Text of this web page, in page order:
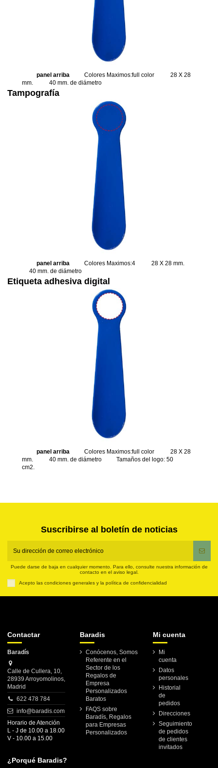
panel arriba Colores Maximos:full color
28 X 28
mm.
40 mm. de diámetro
Tampografía
panel arriba Colores Maximos:4
28 X 28 mm.
40 mm. de diámetro
Etiqueta adhesiva digital
panel arriba Colores Maximos:full color
28 X 28
mm.
40 mm. de diámetro
Tamaños del logo: 50
cm2.
Suscribirse al boletín de noticias
Puede darse de baja en cualquier momento. Para ello, consulte nuestra información de
contacto en el aviso legal.
Acepto las condiciones generales y la política de confidencialidad
Contactar
Baradís
Calle de Cullera, 10,
28939 Arroyomolinos,
Madrid
622 478 784
info@baradis.com
Horario de Atención
L - J de 10.00 a 18.00
V - 10.00 a 15.00
Baradis
Conócenos, Somos
Referente en el
Sector de los
Regalos de
Empresa
Personalizados
Baratos
FAQS sobre
Baradís, Regalos
para Empresas
Personalizados
Mi cuenta
Mi
cuenta
Datos
personales
Historial
de
pedidos
Direcciones
Seguimiento
de pedidos
de clientes
invitados
¿Porqué Baradis?